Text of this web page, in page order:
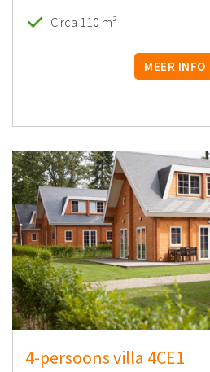
Circa 110 m²
MEER INFO
4-persoons villa 4CE1